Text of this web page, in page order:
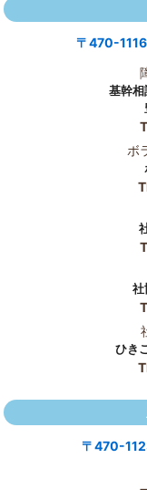
〒470-
基幹相
ボ
社
ひき
〒470-